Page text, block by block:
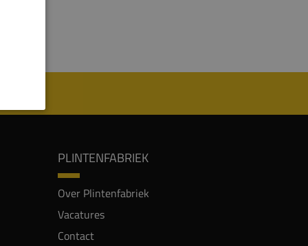
PLINTENFABRIEK
Over Plintenfabriek
Vacatures
Contact